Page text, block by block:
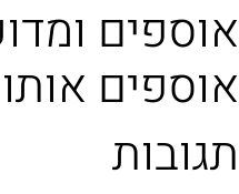
אוספים
אוספים אותו
תגובות